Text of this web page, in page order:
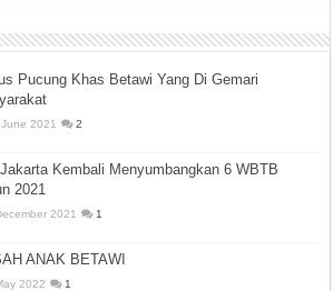
Pucung Khas Betawi Yang Di Gemari
2021 2
Kembali Menyumbangkan 6 WBTB
2021
2021 1
ANAK BETAWI
2022 1